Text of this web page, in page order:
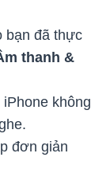
bạn đã thực
thanh &
không
đơn giản